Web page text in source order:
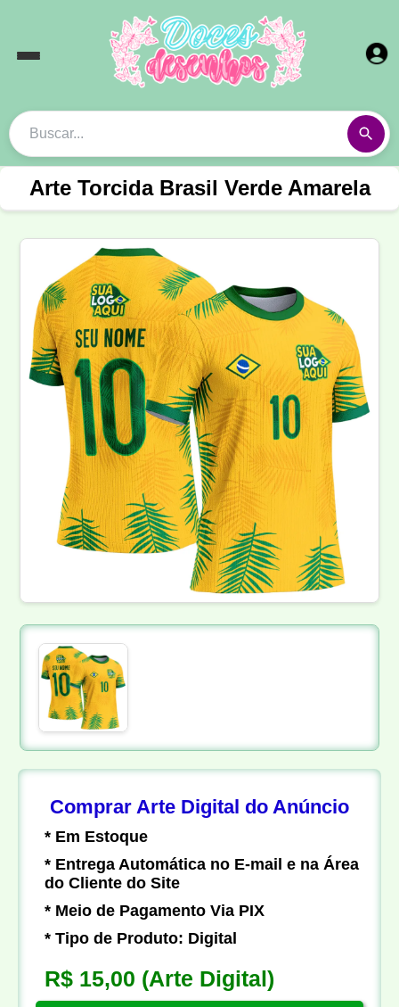
Arte Torcida Brasil Verde Amarela
Comprar Arte Digital do Anúncio
* Em Estoque
* Entrega Automática no E-mail e na Área
do Cliente do Site
* Meio de Pagamento Via PIX
* Tipo de Produto: Digital
R$ 15,00 (Arte Digital)